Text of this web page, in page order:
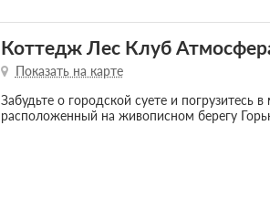
Коттедж Лес Клуб
Показать на карте
Забудьте о городской суете и
расположенный на живописном берегу